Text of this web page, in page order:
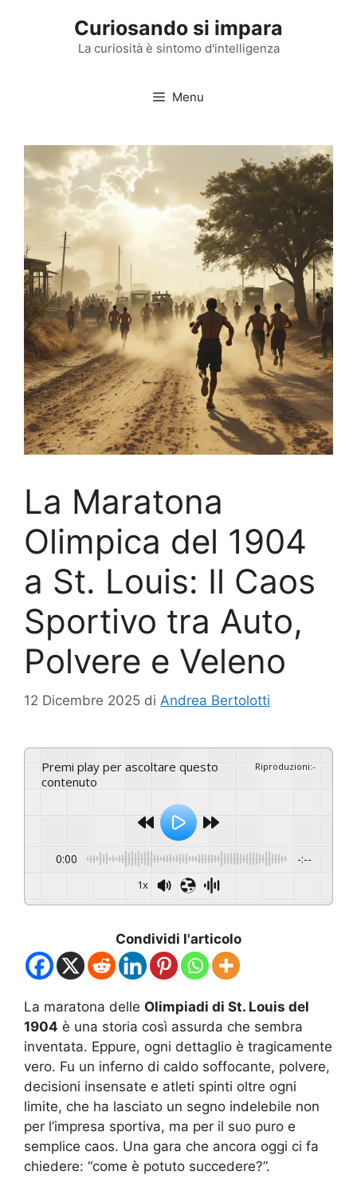
Curiosando si impara
La curiosità è sintomo d'intelligenza
Menu
La Maratona
Olimpica del 1904
a St. Louis: Il Caos
Sportivo tra Auto,
Polvere e Veleno
12 Dicembre 2025 di Andrea Bertolotti
Premi play per ascoltare questo
contenuto
Riproduzioni:-
0:00 -:--
1x
Condividi l'articolo
La maratona delle Olimpiadi di St. Louis del
1904 è una storia così assurda che sembra
inventata. Eppure, ogni dettaglio è tragicamente
vero. Fu un inferno di caldo soffocante, polvere,
decisioni insensate e atleti spinti oltre ogni
limite, che ha lasciato un segno indelebile non
per l’impresa sportiva, ma per il suo puro e
semplice caos. Una gara che ancora oggi ci fa
chiedere: “come è potuto succedere?”.